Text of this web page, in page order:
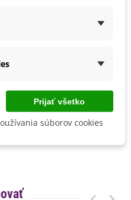
BIO
tvrdeniach nám
tejto byliny na váš
BIO kvalita
deň
Prijať všetko
súborov cookies